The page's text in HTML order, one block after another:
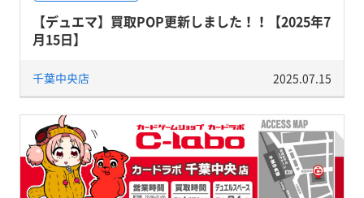
【デュエマ】買取POP更新しました！！【2025年7
月15日】
千葉中央店 2025.07.15